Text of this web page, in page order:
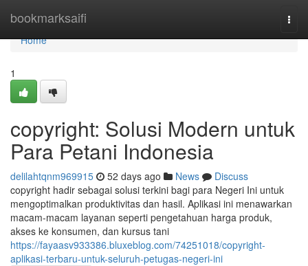
bookmarksaifi
Home
Home
1
copyright: Solusi Modern untuk
Para Petani Indonesia
delilahtqnm969915 52 days ago News
Discuss
copyright hadir sebagai solusi terkini bagi para Negeri Ini untuk
mengoptimalkan produktivitas dan hasil. Aplikasi ini menawarkan
macam-macam layanan seperti pengetahuan harga produk,
akses ke konsumen, dan kursus tani
https://fayaasv933386.bluxeblog.com/74251018/copyright-
aplikasi-terbaru-untuk-seluruh-petugas-negeri-ini